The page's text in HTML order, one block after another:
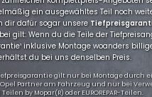
ein ausgewähltes Teil noch
dir dafür sogar unsere
gilt: Wenn du die Teile der
inklusive Montage woanders
du bei uns denselben Preis.
gilt nur bei Montage durch
Partner am Fahrzeug und nur bei
by Mopar(R) oder EUROREPAR-Teilen.